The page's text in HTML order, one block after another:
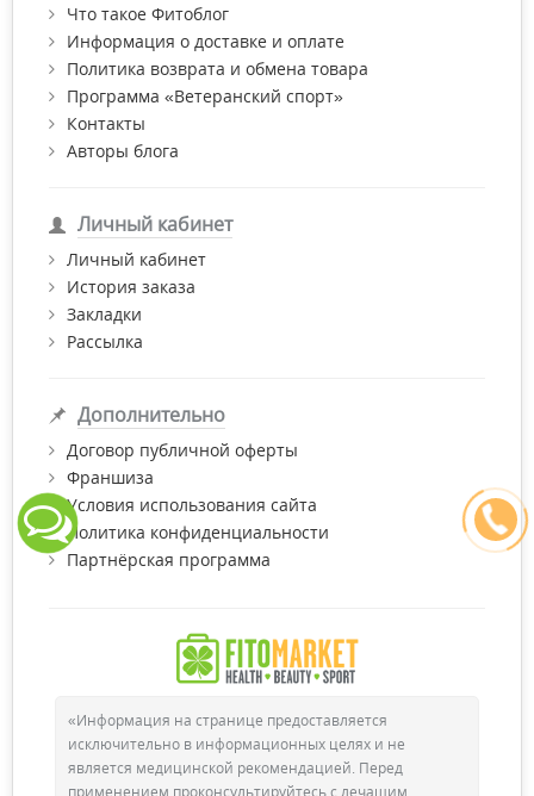
Что такое Фитоблог
Информация о доставке и оплате
Политика возврата и обмена товара
Программа «Ветеранский спорт»
Контакты
Авторы блога
Личный кабинет
Личный кабинет
История заказа
Закладки
Рассылка
Дополнительно
Договор публичной оферты
Франшиза
Условия использования сайта
Политика конфиденциальности
Партнёрская программа
«Информация на странице предоставляется
исключительно в информационных целях и не
является медицинской рекомендацией. Перед
применением проконсультируйтесь с лечащим